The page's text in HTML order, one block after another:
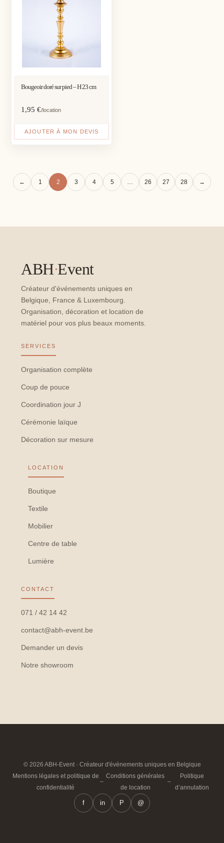
Bougeoir doré sur pied – H 23 cm
1,95€/location
AJOUTER À MON DEVIS
← 1 2 3 4 5 26 27 28 →
ABH·Event
Créateur d'événements uniques en
Belgique, France & Luxembourg.
Organisation, décoration et location de
matériel pour vos plus beaux moments.
SERVICES
Organisation complète
Coup de pouce
Coordination jour J
Cérémonie laïque
Décoration sur mesure
LOCATION
Boutique
Textile
Mobilier
Centre de table
Lumière
CONTACT
071 / 42 14 42
contact@abh-event.be
Demander un devis
Notre showroom
© 2026 ABH-Event · Créateur d'événements uniques en Belgique
Mentions légales et politique de
confidentialité
–
Conditions générales
de location
–
Politique
d’annulation
f in P @